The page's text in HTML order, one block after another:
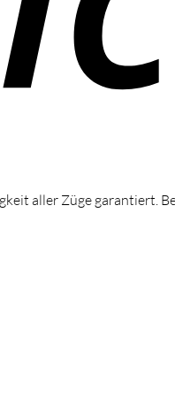
aller Züge garantiert.